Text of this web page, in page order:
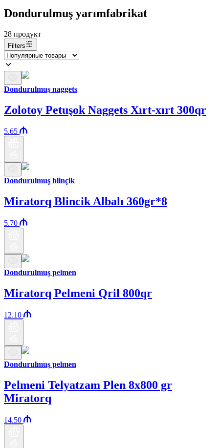
Dondurulmuş yarımfabrikat
28 продукт
Filters
Dondurulmuş naggets
Zolotoy Petuşok Naggets Xırt-xırt 300qr
5.65
Dondurulmuş blinçik
Miratorq Blincik Albalı 360gr*8
5.70
Dondurulmuş pelmen
Miratorq Pelmeni Qril 800qr
12.10
Dondurulmuş pelmen
Pelmeni Telyatzam Plen 8x800 gr
Miratorq
14.50